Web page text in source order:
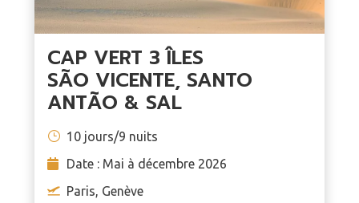
CAP VERT 3 ÎLES
SÃO VICENTE, SANTO
ANTÃO & SAL
10 jours/9 nuits
Date : Mai à décembre 2026
Paris, Genève